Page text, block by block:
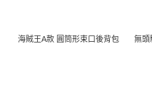
海賊王A款 圓筒形束口後背包 無頭